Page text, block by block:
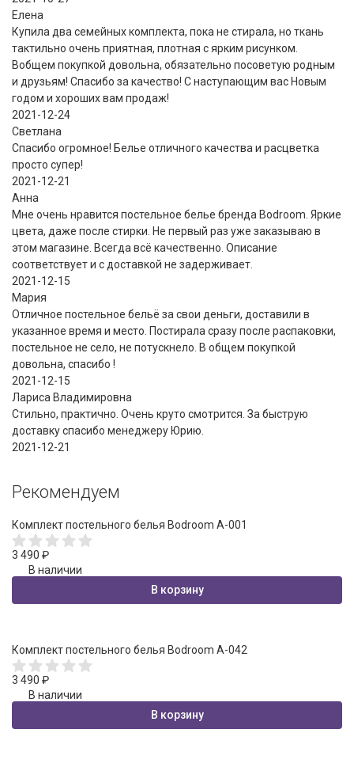
Елена
Купила два семейных комплекта, пока не стирала, но ткань
тактильно очень приятная, плотная с ярким рисунком.
Вобщем покупкой довольна, обязательно посоветую родным
и друзьям! Спасибо за качество! С наступающим вас Новым
годом и хороших вам продаж!
2021-12-24
Светлана
Спасибо огромное! Белье отличного качества и расцветка
просто супер!
2021-12-21
Анна
Мне очень нравится постельное белье бренда Bodroom. Яркие
цвета, даже после стирки. Не первый раз уже заказываю в
этом магазине. Всегда всё качественно. Описание
соответствует и с доставкой не задерживает.
2021-12-15
Мария
Отличное постельное бельё за свои деньги, доставили в
указанное время и место. Постирала сразу после распаковки,
постельное не село, не потускнело. В общем покупкой
довольна, спасибо !
2021-12-15
Лариса Владимировна
Стильно, практично. Очень круто смотрится. За быструю
доставку спасибо менеджеру Юрию.
2021-12-21
Рекомендуем
Комплект постельного белья Bodroom A-001
3 490 ₽
В наличии
В корзину
Комплект постельного белья Bodroom A-042
3 490 ₽
В наличии
В корзину